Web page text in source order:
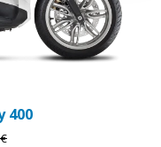
400